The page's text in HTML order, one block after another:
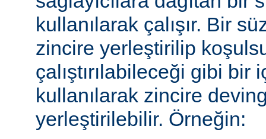
kullanılarak çalışır. Bir
zincire yerleştirilip
çalıştırılabileceği gibi bir
kullanılarak zincire
yerleştirilebilir. Örneğin: